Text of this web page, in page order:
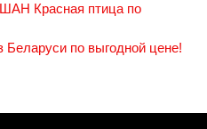
Красная птица по
по выгодной цене!